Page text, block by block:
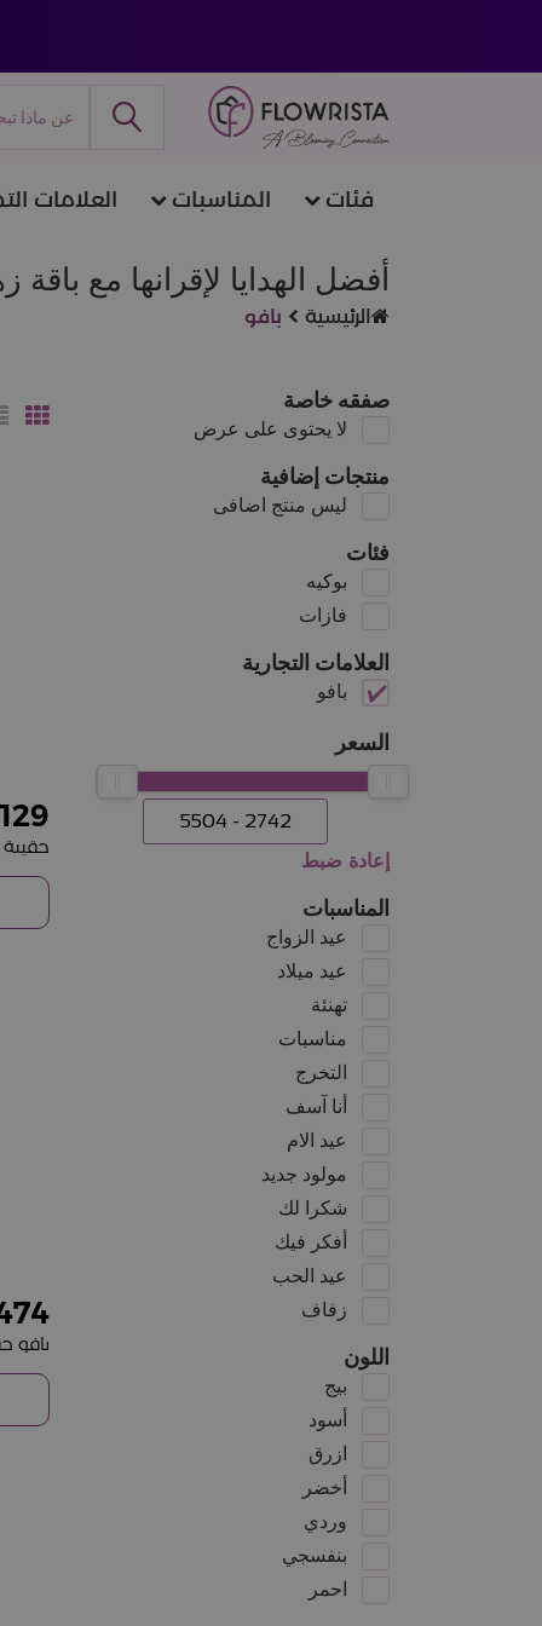
فئات المناسبات العلامات
أفضل الهدايا لإقرانها مع باقة
الرئيسية بافو
صفقه خاصة
لا يحتوى على عرض
منتجات إضافية
ليس منتج اضافى
فئات
بوكيه
فازات
العلامات التجارية
بافو
السعر
إعادة ضبط
المناسبات
عيد الزواج
عيد ميلاد
تهنئة
مناسبات
التخرج
أنا آسف
عيد الام
مولود جديد
شكرا لك
أفكر فيك
عيد الحب
زفاف
اللون
بيج
أسود
ازرق
أخضر
وردي
بنفسجي
احمر